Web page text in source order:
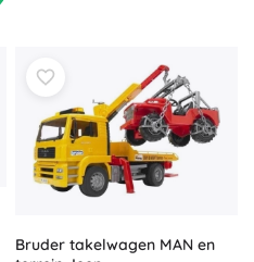
Bruder takelwagen MAN en